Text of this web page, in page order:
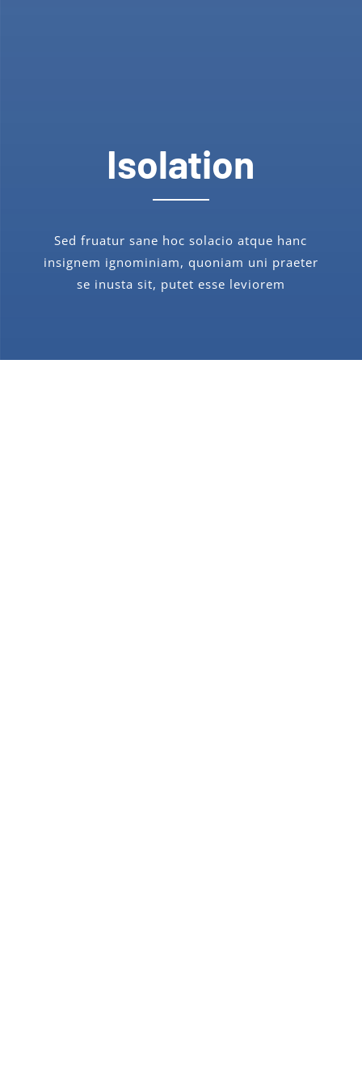
Isolation
Sed fruatur sane hoc solacio atque hanc
insignem ignominiam, quoniam uni praeter
se inusta sit, putet esse leviorem